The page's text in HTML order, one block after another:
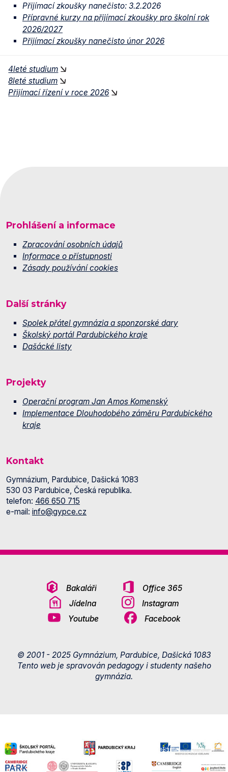
Přijímací zkoušky nanečisto: 3.2.2026
Přípravné kurzy na přijímací zkoušky pro školní rok
2026/2027
Přijímací zkoušky nanečisto únor 2026
4leté studium
8leté studium
Přijímací řízení v roce 2026
Prohlášení a informace
Zpracování osobních údajů
Informace o přístupnosti
Zásady používání cookies
Další stránky
Spolek přátel gymnázia a sponzorské dary
Školský portál Pardubického kraje
Dašácké listy
Projekty
Operační program Jan Amos Komenský
Implementace Dlouhodobého záměru Pardubického
kraje
Kontakt
Gymnázium, Pardubice, Dašická 1083
530 03 Pardubice, Česká republika.
telefon: 466 650 715
e-mail: info@gypce.cz
Bakaláři
Office 365
Jídelna
Instagram
Youtube
Facebook
© 2001 - 2025 Gymnázium, Pardubice, Dašická 1083
Tento web je spravován pedagogy i studenty našeho
gymnázia.